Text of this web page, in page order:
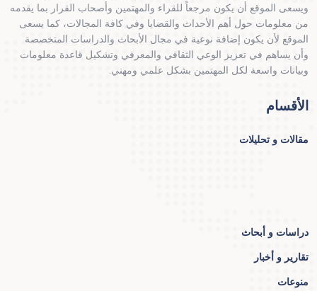
ويسعى الموقع أن يكون مرجعاً للقراء والمهتمين وأصحاب القرار بما يقدمه
من معلومات حول أهم الأحداث والقضايا وفي كافة المجالات، كما يسعى
الموقع لأن يكون إضافة نوعية في مجال الأبحاث والدراسات المتخصصة
وأن يساهم في تعزيز الوعي الثقافي والمعرفي وتشكيل قاعدة معلومات
وبيانات واسعة لكل المهتمين بشكل علمي ومهني.
الأقسام
مقالات و تحليلات
دراسات و أبحاث
تقارير و أخبار
منوعات